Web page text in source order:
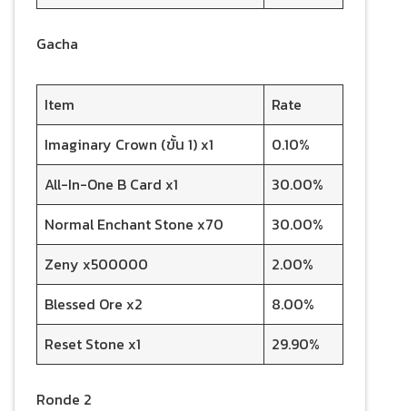
Gacha
Item
Rate
Imaginary Crown (ขั้น 1) x1
0.10%
All-In-One B Card x1
30.00%
Normal Enchant Stone x70
30.00%
Zeny x500000
2.00%
Blessed Ore x2
8.00%
Reset Stone x1
29.90%
Ronde 2